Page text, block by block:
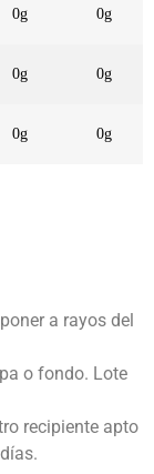
0g 0g
0g 0g
0g 0g
a rayos del
o fondo. Lote
recipiente apto